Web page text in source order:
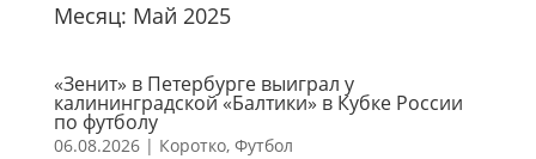
Месяц: Май 2025
«Зенит» в Петербурге выиграл у
калининградской «Балтики» в Кубке России
по футболу
06.08.2026| Коротко, Футбол